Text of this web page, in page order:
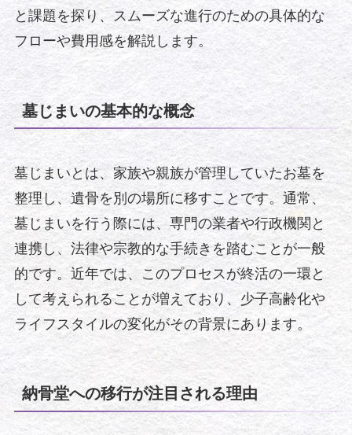
と課題を探り、スムーズな進行のための具体的な
フローや費用感を解説します。
墓じまいの基本的な概念
墓じまいとは、家族や親族が管理していたお墓を
整理し、遺骨を別の場所に移すことです。通常、
墓じまいを行う際には、専門の業者や行政機関と
連携し、法律や宗教的な手続きを踏むことが一般
的です。近年では、このプロセスが終活の一環と
して考えられることが増えており、少子高齢化や
ライフスタイルの変化がその背景にあります。
納骨堂への移行が注目される理由